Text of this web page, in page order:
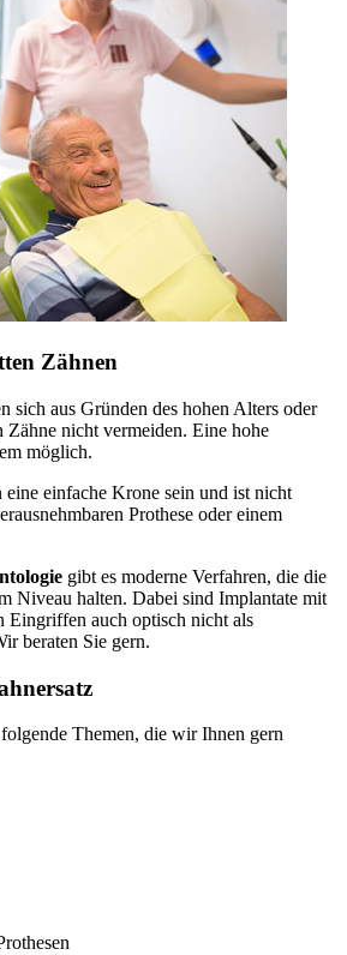
Zähnen
sich aus Gründen des hohen Alters oder
nicht vermeiden. Eine hohe
möglich.
eine einfache Krone sein und ist nicht
Prothese oder einem
gibt es moderne Verfahren, die die
Niveau halten. Dabei sind Implantate mit
Eingriffen auch optisch nicht als
beraten Sie gern.
Themen, die wir Ihnen gern